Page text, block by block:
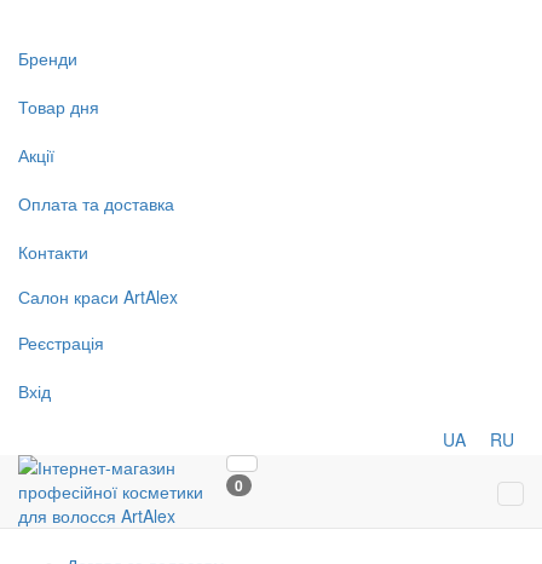
Бренди
Товар дня
Акції
Оплата та доставка
Контакти
Салон краси ArtAlex
Реєстрація
Вхід
UA RU
0